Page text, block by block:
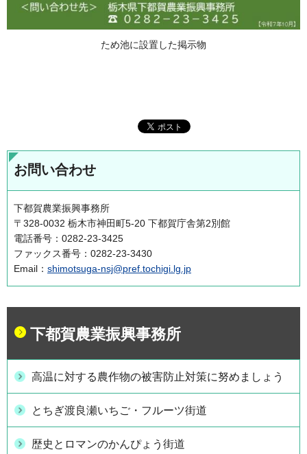
ため池に設置した掲示物
お問い合わせ
下都賀農業振興事務所
〒328-0032 栃木市神田町5-20 下都賀庁舎第2別館
電話番号：0282-23-3425
ファックス番号：0282-23-3430
Email： shimotsuga-nsj@pref.tochigi.lg.jp
下都賀農業振興事務所
高温に対する農作物の被害防止対策に努めましょう
とちぎ渡良瀬いちご・フルーツ街道
歴史とロマンのかんぴょう街道